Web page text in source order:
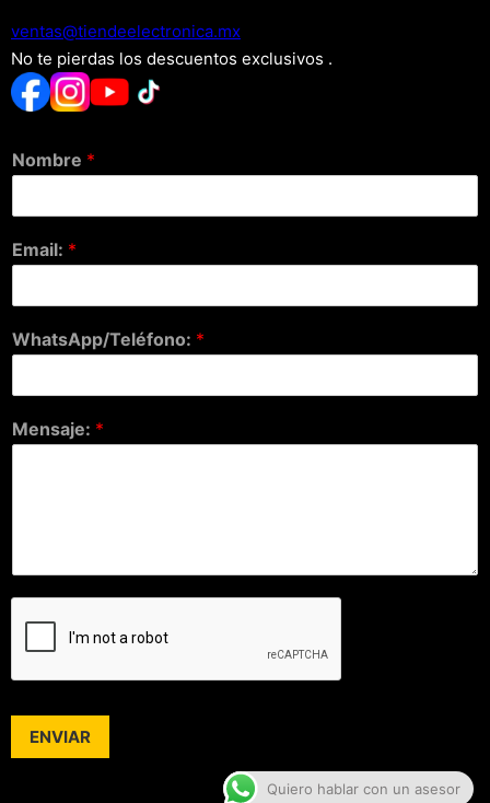
xm.acinortceleedneit@satnev
No te pierdas los descuentos exclusivos .
Nombre *
Email: *
WhatsApp/Teléfono: *
Mensaje: *
ENVIAR
Quiero hablar con un asesor